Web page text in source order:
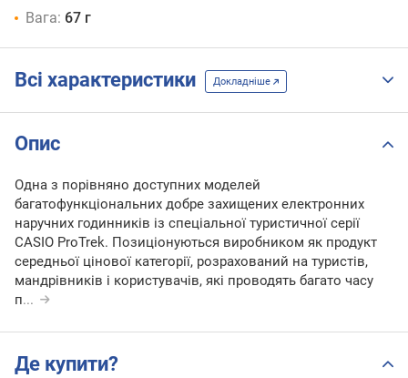
Вага: 67 г
Всі характеристики Докладніше
Опис
Одна з порівняно доступних моделей
багатофункціональних добре захищених електронних
наручних годинників із спеціальної туристичної серії
CASIO ProTrek. Позиціонуються виробником як продукт
середньої цінової категорії, розрахований на туристів,
мандрівників і користувачів, які проводять багато часу
п...
Де купити?